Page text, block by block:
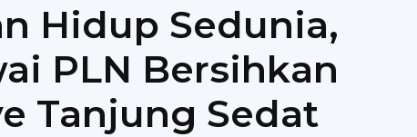
Hidup Sedunia,
PLN Bersihkan
Tanjung Sedat